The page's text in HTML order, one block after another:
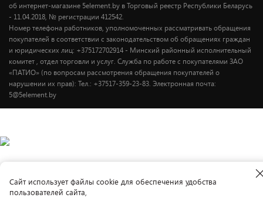
об интернет-магазине 5element.by в Торговый реестр Республики Беларусь
- 11.04.2018, № регистрации 412542.
Номер телефона работников, уполномоченных рассматривать обращения
покупателей в соответствии с законодательством об обращениях граждан
и юридических лиц: +375172702914 - Минский районный исполнительный
комитет , отдел торговли и услуг. Служба по работе с покупателями ЗАО
«ПАТИО» (по вопросам рассмотрения обращения покупателей о
нарушении их прав): Тел.: +37517-359-23-83. Электронная почта:
5@5element.by
Cайт использует файлы cookie для обеспечения удобства
пользователей сайта,